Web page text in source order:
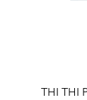
THI THI